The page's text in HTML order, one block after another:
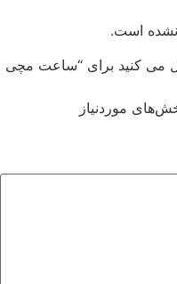
نشده است.
می کنید برای “ساعت مچی
موردنیاز